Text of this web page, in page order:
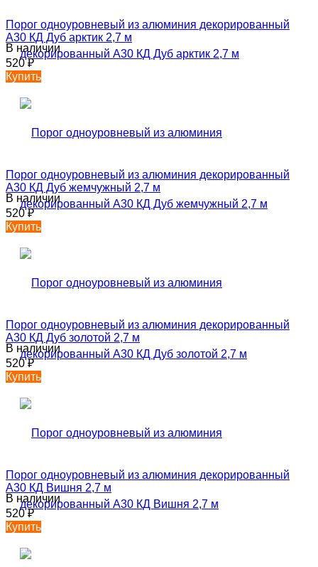
Порог одноуровневый из алюминия декорированный
А30 КД Дуб арктик 2,7 м
В наличии
520₽
Купить
Порог одноуровневый из алюминия декорированный
А30 КД Дуб жемчужный 2,7 м
В наличии
520₽
Купить
Порог одноуровневый из алюминия декорированный
А30 КД Дуб золотой 2,7 м
В наличии
520₽
Купить
Порог одноуровневый из алюминия декорированный
А30 КД Вишня 2,7 м
В наличии
520₽
Купить